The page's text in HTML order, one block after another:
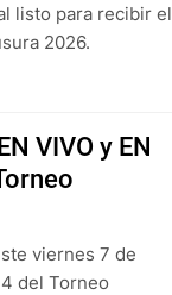
listo para recibir el
2026.
VIVO y EN
viernes 7 de
del Torneo